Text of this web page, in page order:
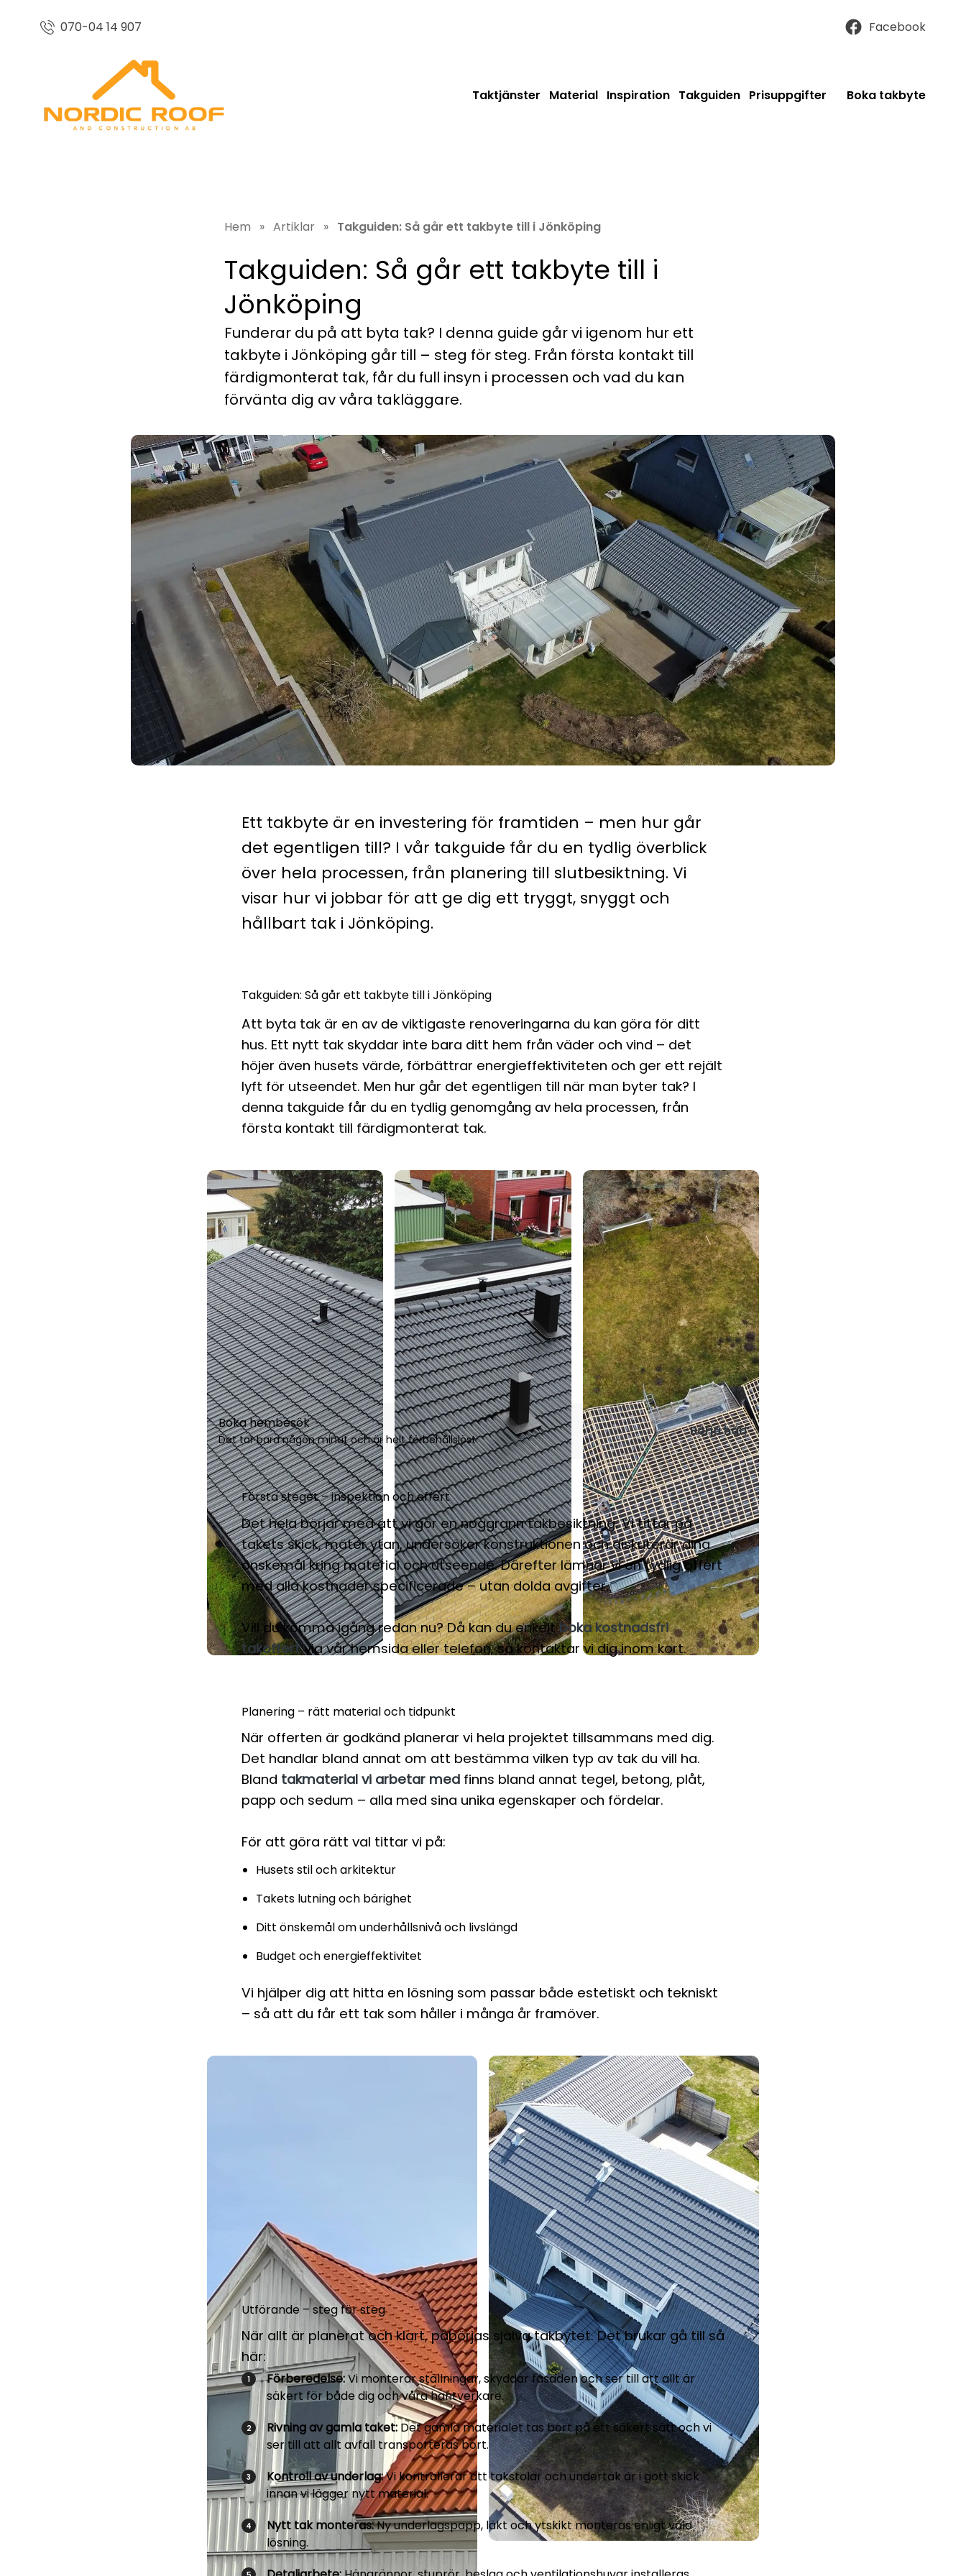
070-04 14 907 Facebook
Taktjänster Material Inspiration Takguiden Prisuppgifter Boka takbyte
Hem » Artiklar » Takguiden: Så går ett takbyte till i Jönköping
Takguiden: Så går ett takbyte till i
Jönköping
Funderar du på att byta tak? I denna guide går vi igenom hur ett
takbyte i Jönköping går till – steg för steg. Från första kontakt till
färdigmonterat tak, får du full insyn i processen och vad du kan
förvänta dig av våra takläggare.
Ett takbyte är en investering för framtiden – men hur går
det egentligen till? I vår takguide får du en tydlig överblick
över hela processen, från planering till slutbesiktning. Vi
visar hur vi jobbar för att ge dig ett tryggt, snyggt och
hållbart tak i Jönköping.
Takguiden: Så går ett takbyte till i Jönköping
Att byta tak är en av de viktigaste renoveringarna du kan göra för ditt
hus. Ett nytt tak skyddar inte bara ditt hem från väder och vind – det
höjer även husets värde, förbättrar energieffektiviteten och ger ett rejält
lyft för utseendet. Men hur går det egentligen till när man byter tak? I
denna takguide får du en tydlig genomgång av hela processen, från
första kontakt till färdigmonterat tak.
Boka hembesök
Det tar bara någon minut och är helt förbehållslöst
Börja här!
Första steget – inspektion och offert
Det hela börjar med att vi gör en noggrann takbesiktning. Vi tittar på
takets skick, mäter ytan, undersöker konstruktionen och diskuterar dina
önskemål kring material och utseende. Därefter lämnar vi en tydlig offert
med alla kostnader specificerade – utan dolda avgifter.
Vill du komma igång redan nu? Då kan du enkeltboka kostnadsfri
takoffertvia vår hemsida eller telefon, så kontaktar vi dig inom kort.
Planering – rätt material och tidpunkt
När offerten är godkänd planerar vi hela projektet tillsammans med dig.
Det handlar bland annat om att bestämma vilken typ av tak du vill ha.
Bland takmaterial vi arbetar med finns bland annat tegel, betong, plåt,
papp och sedum – alla med sina unika egenskaper och fördelar.
För att göra rätt val tittar vi på:
Husets stil och arkitektur
Takets lutning och bärighet
Ditt önskemål om underhållsnivå och livslängd
Budget och energieffektivitet
Vi hjälper dig att hitta en lösning som passar både estetiskt och tekniskt
– så att du får ett tak som håller i många år framöver.
Utförande – steg för steg
När allt är planerat och klart, påbörjas själva takbytet. Det brukar gå till så
här:
Förberedelse:Vi monterar ställningar, skyddar fasaden och ser till att allt är
säkert för både dig och våra hantverkare.
Rivning av gamla taket: Det gamla materialet tas bort på ett säkert sätt och vi
ser till att allt avfall transporteras bort.
Kontroll av underlag:Vi kontrollerar att takstolar och undertak är i gott skick
innan vi lägger nytt material.
Nytt tak monteras:Ny underlagspapp, läkt och ytskikt monteras enligt vald
lösning.